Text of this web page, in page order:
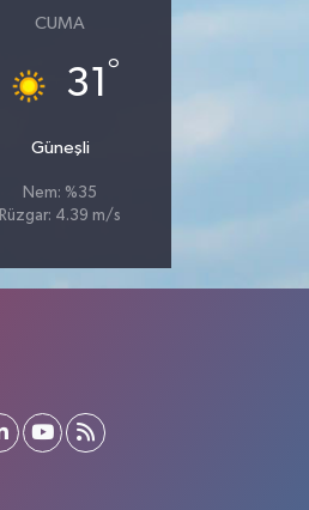
CUMA
31 °
Güneşli
Nem: %35
Rüzgar: 4.39 m/s